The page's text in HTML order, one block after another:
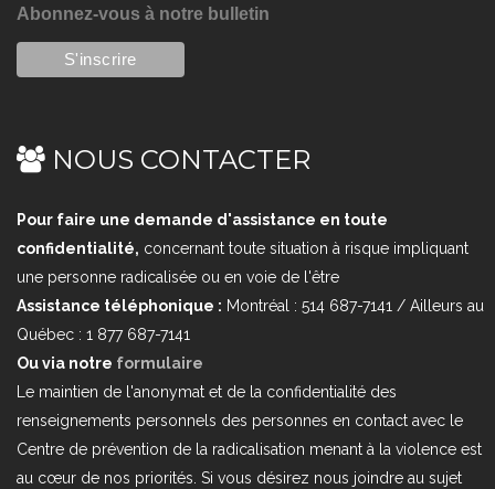
Abonnez-vous à notre bulletin
NOUS CONTACTER
Pour faire une demande d'assistance en toute
confidentialité, concernant toute situation à risque impliquant
une personne radicalisée ou en voie de l'être
Assistance téléphonique : Montréal : 514 687-7141 / Ailleurs au
Québec : 1 877 687-7141
Ou via notre formulaire
Le maintien de l'anonymat et de la confidentialité des
renseignements personnels des personnes en contact avec le
Centre de prévention de la radicalisation menant à la violence est
au cœur de nos priorités. Si vous désirez nous joindre au sujet